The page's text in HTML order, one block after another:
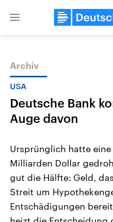
Close
Themen
Landtagswahl Sachsen-Anhalt
2026
Alle Informationen
Sachsen-Anhalt wählt am 6.
September 2026 einen neuen
Landtag. Seit 2021 wird das
Bundesland von einer
Archiv
USA
Deutsche Bank
Auge davon
Ursprünglich hatte eine
Milliarden Dollar
gut die Hälfte: Geld,
Streit um
Entschädigungen